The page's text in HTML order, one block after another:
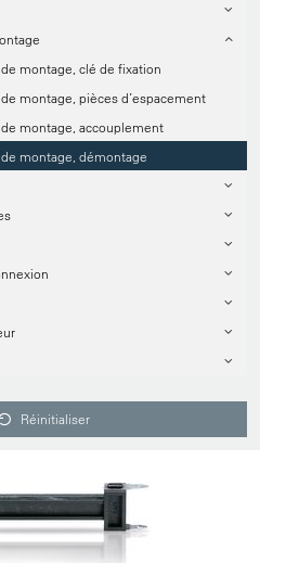
montage, clé de fixation
montage, pièces d’espacement
montage, accouplement
montage, démontage
Réinitialiser